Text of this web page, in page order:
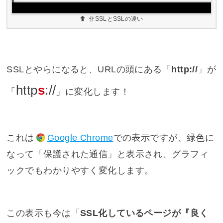
非SSLとSSLの違い
SSLとやらになると、URLの頭にある「 http:// 」が
「 https:// 」に変化します！
これは Google Chromeでの表示ですが、緑色に
なって「保護された通信」と表示され、グラフィ
ックでもわかりやすく変化します。
この表示も今は「 SSL化しているページが『良く